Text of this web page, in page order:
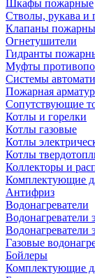
Шкафы пожарные
Стволы, рукава и
Клапаны
Огнетушители
Гидранты
Муфты
Системы
Пожарная
Сопутствующие
Котлы и горелки
Котлы газовые
Котлы
Котлы
Коллекторы и
Комплектующие
Антифриз
Водонагреватели
Водонагреватели
Водонагреватели
Газовые
Бойлеры
Комплектующие